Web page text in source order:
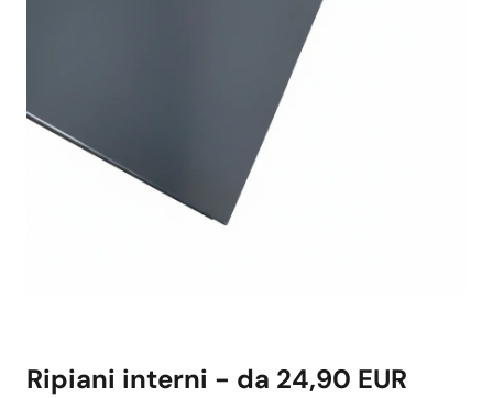
Ripiani interni - da 24,90 EUR